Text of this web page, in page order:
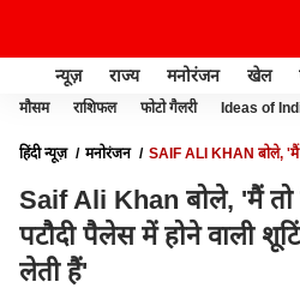
न्यूज़ राज्य मनोरंजन खेल
मौसम राशिफल फोटो गैलरी Ideas of
हिंदी न्यूज़ मनोरंजन
SAIF ALI KHAN बोले, 'मैं
Saif Ali Khan बोले, 'मैं तो
पटौदी पैलेस में होने वाली
लेती हैं'